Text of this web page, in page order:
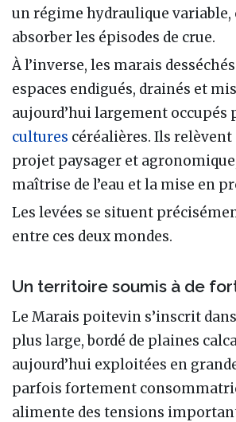
un régime hydraulique variable,
absorber les épisodes de crue.
À l’inverse, les marais
espaces endigués, drainés et
aujourd’hui largement occupés
cultures céréalières. Ils relèvent
projet paysager et
maîtrise de l’eau et la mise en
Les levées se situent
entre ces deux mondes.
Un territoire soumis à de
Le Marais poitevin s’inscrit
plus large, bordé de plaines
aujourd’hui exploitées en
parfois fortement
alimente des tensions